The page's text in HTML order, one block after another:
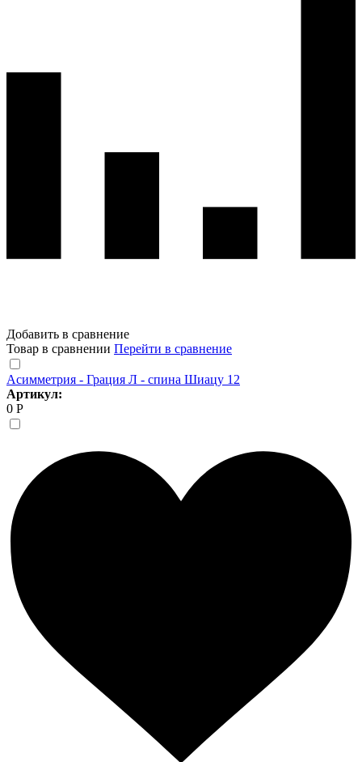
Добавить в сравнение
Товар в сравнении Перейти в сравнение
Асимметрия - Грация Л - спина Шиацу 12
Артикул:
0 Р